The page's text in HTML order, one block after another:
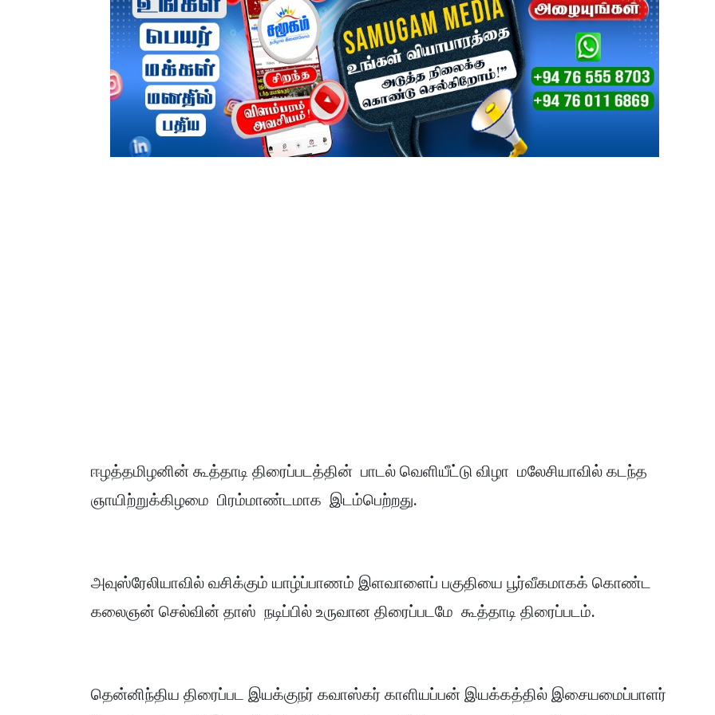
ஈழத்தமிழனின் கூத்தாடி திரைப்படத்தின் பாடல் வெளியீட்டு விழா மலேசியாவில் கடந்த
ஞாயிற்றுக்கிழமை பிரம்மாண்டமாக இடம்பெற்றது.
அவுஸ்ரேலியாவில் வசிக்கும் யாழ்ப்பாணம் இளவாளைப் பகுதியை பூர்வீகமாகக் கொண்ட
கலைஞன் செல்வின் தாஸ் நடிப்பில் உருவான திரைப்படமே கூத்தாடி திரைப்படம்.
தென்னிந்திய திரைப்பட இயக்குநர் கவாஸ்கர் காளியப்பன் இயக்கத்தில் இசையமைப்பாளர்